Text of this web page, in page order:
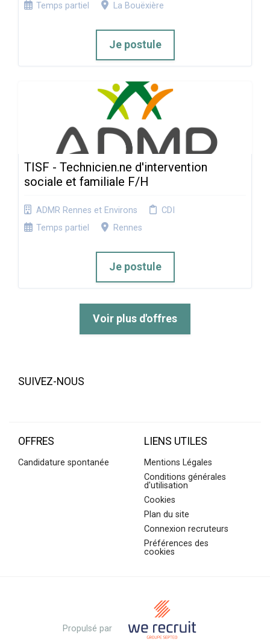
Temps partiel
La Bouëxière
Je postule
TISF - Technicien.ne d'intervention
sociale et familiale F/H
ADMR Rennes et Environs
CDI
Temps partiel
Rennes
Je postule
Voir plus d'offres
SUIVEZ-NOUS
OFFRES
Candidature spontanée
LIENS UTILES
Mentions Légales
Conditions générales
d'utilisation
Cookies
Plan du site
Connexion recruteurs
Préférences des
cookies
Propulsé par